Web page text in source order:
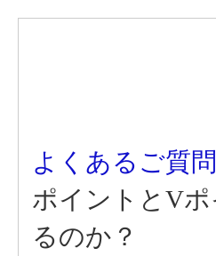
よくあるご質問
ポイントとVポ
るのか？